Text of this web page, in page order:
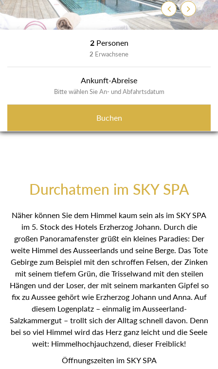
ZurückWeiter
2 Personen
2 Erwachsene
Ankunft-Abreise
Bitte wählen Sie An- und Abfahrtsdatum
Buchen
Durchatmen im SKY SPA
Näher können Sie dem Himmel kaum sein als im SKY SPA
im 5. Stock des Hotels Erzherzog Johann. Durch die
großen Panoramafenster grüßt ein kleines Paradies: Der
weite Himmel des Ausseerlands und seine Berge. Das Tote
Gebirge zum Beispiel mit den schroffen Felsen, der Zinken
mit seinem tiefem Grün, die Trisselwand mit den steilen
Hängen und der Loser, der mit seinem markanten Gipfel so
fix zu Aussee gehört wie Erzherzog Johann und Anna. Auf
diesem Logenplatz – einmalig im Ausseerland-
Salzkammergut – trollt sich der Alltag schnell davon. Denn
bei so viel Himmel wird das Herz ganz leicht und die Seele
weit: Himmelhochjauchzend, dieser Freiblick!
Öffnungszeiten im SKY SPA